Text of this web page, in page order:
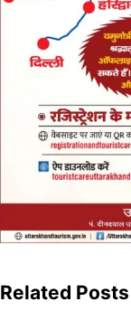
Related Posts